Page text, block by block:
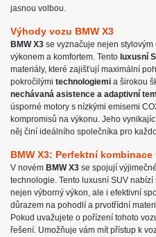
jasnou volbou.
Výhody vozu BMW X3
BMW X3 se vyznačuje nejen
výkonem a komfortem. Tento luxusní
materiály, které zajišťují maximální
pokročilými technologiemi a širokou
nechávaná asistence a adaptivní
úsporné motory s nízkými emisemi
kompromisů na výkonu. Jeho
něj činí ideálního společníka pro
BMW X3: Perfektní
V novém BMW X3 se spojují
technologie. Tento luxusní SUV
nejen výborný výkon, ale i efektivní
důrazem na pohodlí a prvotřídní
Pokud uvažujete o pořízení tohoto
řešení. Umožňuje vám mít přístup k